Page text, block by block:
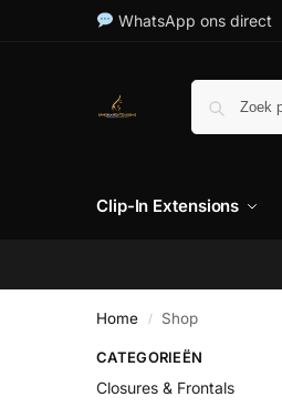
WhatsApp ons direct
Clip-In Extensions
Home / Shop
CATEGORIEËN
Closures & Frontals